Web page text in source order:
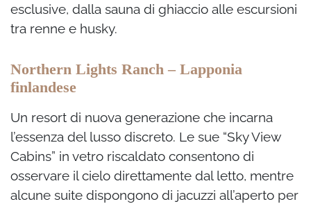
esclusive, dalla sauna di ghiaccio alle escursioni
tra renne e husky.
Northern Lights Ranch – Lapponia
finlandese
Un resort di nuova generazione che incarna
l’essenza del lusso discreto. Le sue “Sky View
Cabins” in vetro riscaldato consentono di
osservare il cielo direttamente dal letto, mentre
alcune suite dispongono di jacuzzi all’aperto per